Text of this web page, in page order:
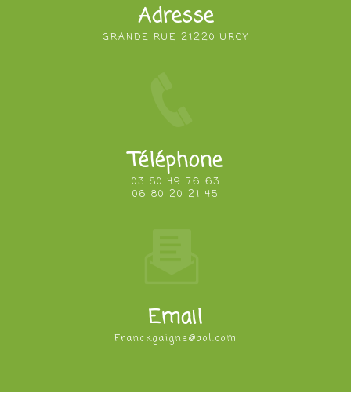
Adresse
GRANDE RUE 21220 URCY
Téléphone
03 80 49 76 63
06 80 20 21 45
Email
franckgaigne@aol.com